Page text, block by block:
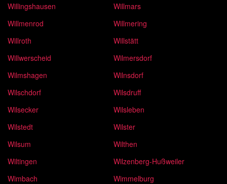
Willingshausen
Willmars
Willmenrod
Willmering
Willroth
Willstätt
Willwerscheid
Wilmersdorf
Wilmshagen
Wilnsdorf
Wilschdorf
Wilsdruff
Wilsecker
Wilsleben
Wilstedt
Wilster
Wilsum
Wilthen
Wiltingen
Wilzenberg-Hußweiler
Wimbach
Wimmelburg